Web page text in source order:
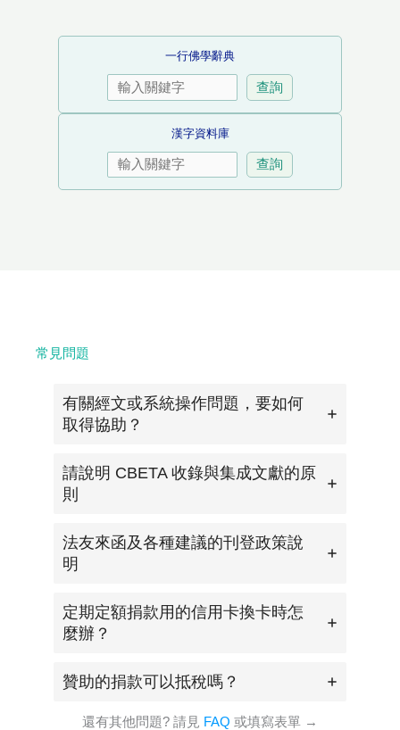
一行佛學辭典
漢字資料庫
常見問題
有關經文或系統操作問題，要如何
取得協助？
請說明 CBETA 收錄與集成文獻的原
則
法友來函及各種建議的刊登政策說
明
定期定額捐款用的信用卡換卡時怎
麼辦？
贊助的捐款可以抵稅嗎？
還有其他問題? 請見 FAQ 或填寫表單 →